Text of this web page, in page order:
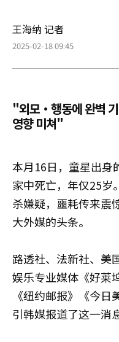
王海纳 记者
2025-02-18 09:45
"외모·행동에 완벽
영향 미쳐"
本月16日，童星出身
家中死亡，年仅25岁
杀嫌疑，噩耗传来震
大外媒的头条。
路透社、法新社、美
娱乐专业媒体《好莱
《纽约邮报》《今
引韩媒报道了这一消